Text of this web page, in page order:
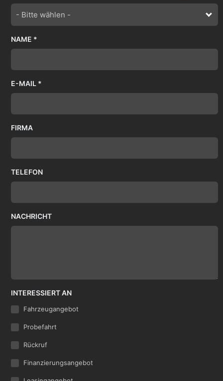
- Bitte wählen -
NAME *
E-MAIL *
FIRMA
TELEFON
NACHRICHT
INTERESSIERT AN
Fahrzeugangebot
Probefahrt
Rückruf
Finanzierungsangebot